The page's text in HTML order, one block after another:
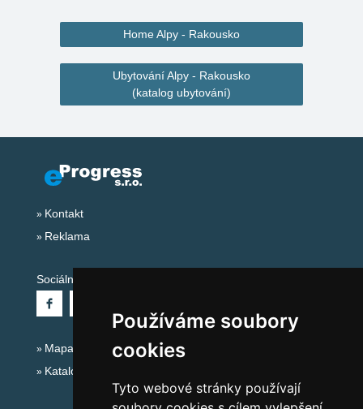
Používáme soubory
cookies
Tyto webové stránky používají
Home Alpy - Rakousko
Ubytování Alpy - Rakousko
(katalog ubytování)
Kontakt
Reklama
Sociální sítě:
Mapa serveru Alpy - Rakousko
Katalog ubytování